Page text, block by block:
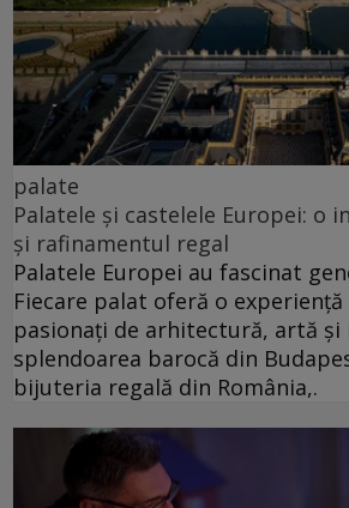
palate
Palatele și castelele Europei: o
și rafinamentul regal
Palatele Europei au fascinat
Fiecare palat oferă o
pasionați de arhitectură, artă și
splendoarea barocă din
bijuteria regală din România,.